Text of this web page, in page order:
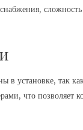
сложность
в установке, так
что позволяет